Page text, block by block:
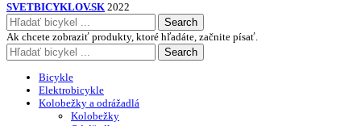
SVETBICYKLOV.SK 2022
Search
Ak chcete zobraziť produkty, ktoré hľadáte, začnite písať.
Search
Bicykle
Elektrobicykle
Kolobežky a odrážadlá
Kolobežky